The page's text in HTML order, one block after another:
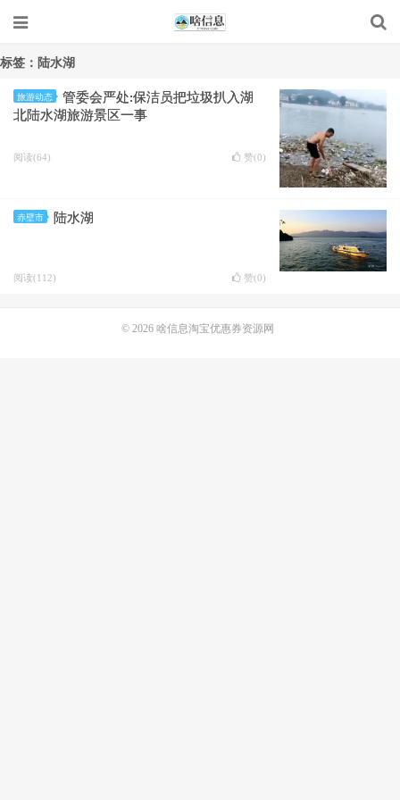
标签：陆水湖
旅游动态
管委会严处:保洁员把垃圾扒入湖
北陆水湖旅游景区一事
阅读(64) 赞(0)
赤壁市 陆水湖
阅读(112) 赞(0)
© 2026 啥信息淘宝优惠券资源网